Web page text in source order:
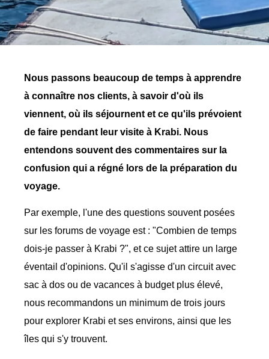
Nous passons beaucoup de temps à apprendre
à connaître nos clients, à savoir d'où ils
viennent, où ils séjournent et ce qu'ils prévoient
de faire pendant leur visite à Krabi. Nous
entendons souvent des commentaires sur la
confusion qui a régné lors de la préparation du
voyage.
Par exemple, l'une des questions souvent posées
sur les forums de voyage est : "Combien de temps
dois-je passer à Krabi ?", et ce sujet attire un large
éventail d'opinions. Qu'il s'agisse d'un circuit avec
sac à dos ou de vacances à budget plus élevé,
nous recommandons un minimum de trois jours
pour explorer Krabi et ses environs, ainsi que les
îles qui s'y trouvent.